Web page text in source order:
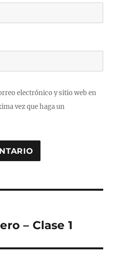
electrónico y sitio web en
vez que haga un
– Clase 1